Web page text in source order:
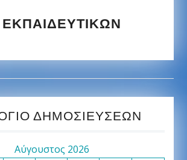
ΕΚΠΑΙΔΕΥΤΙΚΏΝ
ΔΗΜΟΣΙΕΎΣΕΩΝ
Αύγουστος 2026